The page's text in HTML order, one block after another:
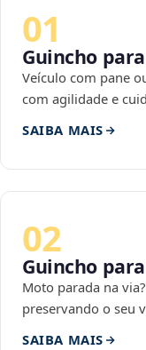
01
Guincho
Veículo com pane
com agilidade e
SAIBA MAIS
02
Guincho
Moto parada na
preservando o seu
SAIBA MAIS